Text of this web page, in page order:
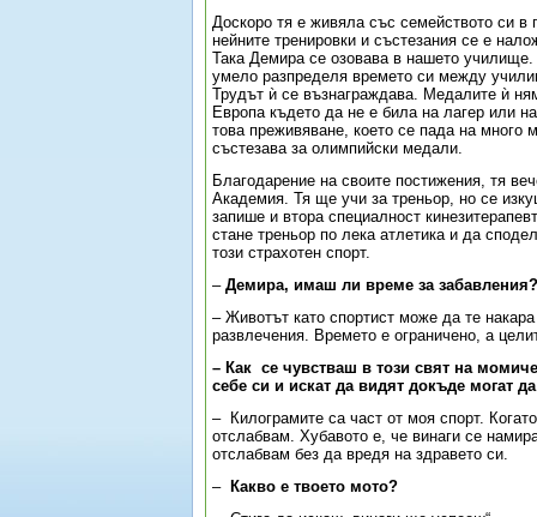
Доскоро тя е живяла със семейството си в
нейните тренировки и състезания се е
Така Демира се озовава в нашето
умело разпределя времето си между
Трудът ѝ се възнаграждава. Медалите ѝ
Европа където да не е била на лагер или
това преживяване, което се пада на много
състезава за олимпийски медали.
Благодарение на своите постижения, тя
Академия. Тя ще учи за треньор, но се
запише и втора специалност
стане треньор по лека атлетика и да
този страхотен спорт.
– Демира, имаш ли време за забавления?
– Животът като спортист може да те
развлечения. Времето е ограничено, а
– Как се чувстваш в този свят на
себе си и искат да видят докъде могат
–
Килограмите са част от моя спорт.
отслабвам. Хубавото е, че винаги се
отслабвам без да вредя на здравето си.
–
Какво е твоето мото?